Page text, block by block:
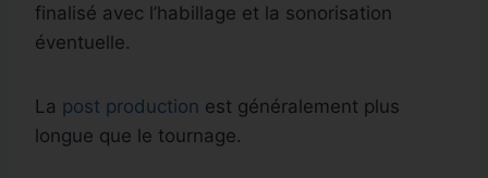
finalisé avec l’habillage et la sonorisation
éventuelle.
La post production est généralement plus
longue que le tournage.